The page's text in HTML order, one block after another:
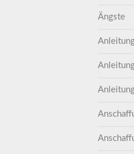
Ängste